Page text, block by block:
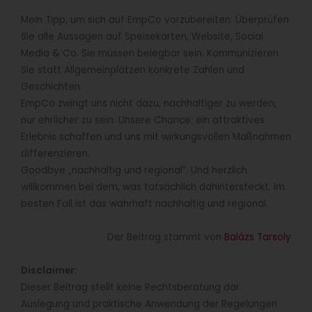
Mein Tipp, um sich auf EmpCo vorzubereiten: Überprüfen
Sie alle Aussagen auf Speisekarten, Website, Social
Media & Co. Sie müssen belegbar sein. Kommunizieren
Sie statt Allgemeinplätzen konkrete Zahlen und
Geschichten.
EmpCo zwingt uns nicht dazu, nachhaltiger zu werden,
nur ehrlicher zu sein. Unsere Chance: ein attraktives
Erlebnis schaffen und uns mit wirkungsvollen Maßnahmen
differenzieren.
Goodbye „nachhaltig und regional“. Und herzlich
willkommen bei dem, was tatsächlich dahintersteckt. Im
besten Fall ist das wahrhaft nachhaltig und regional.
Der Beitrag stammt von Balázs Tarsoly
Disclaimer:
Dieser Beitrag stellt keine Rechtsberatung dar.
Auslegung und praktische Anwendung der Regelungen